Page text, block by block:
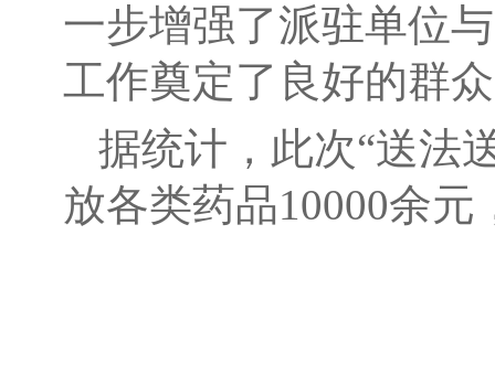
一步增强了派驻单位
工作奠定了良好的群
据统计，此次“送法
放各类药品10000余